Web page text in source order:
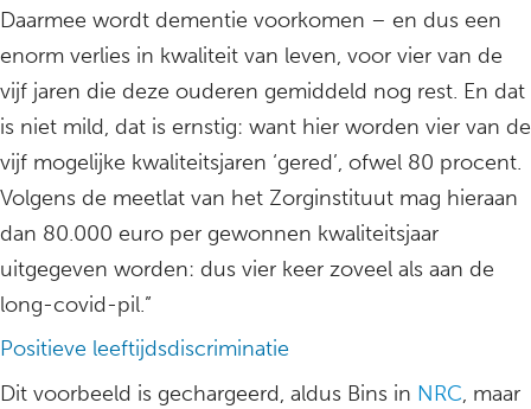
Daarmee wordt dementie voorkomen – en dus een
enorm verlies in kwaliteit van leven, voor vier van de
vijf jaren die deze ouderen gemiddeld nog rest. En dat
is niet mild, dat is ernstig: want hier worden vier van de
vijf mogelijke kwaliteitsjaren ‘gered’, ofwel 80 procent.
Volgens de meetlat van het Zorginstituut mag hieraan
dan 80.000 euro per gewonnen kwaliteitsjaar
uitgegeven worden: dus vier keer zoveel als aan de
long-covid-pil.”
Positieve leeftijdsdiscriminatie
Dit voorbeeld is gechargeerd, aldus Bins in NRC, maar